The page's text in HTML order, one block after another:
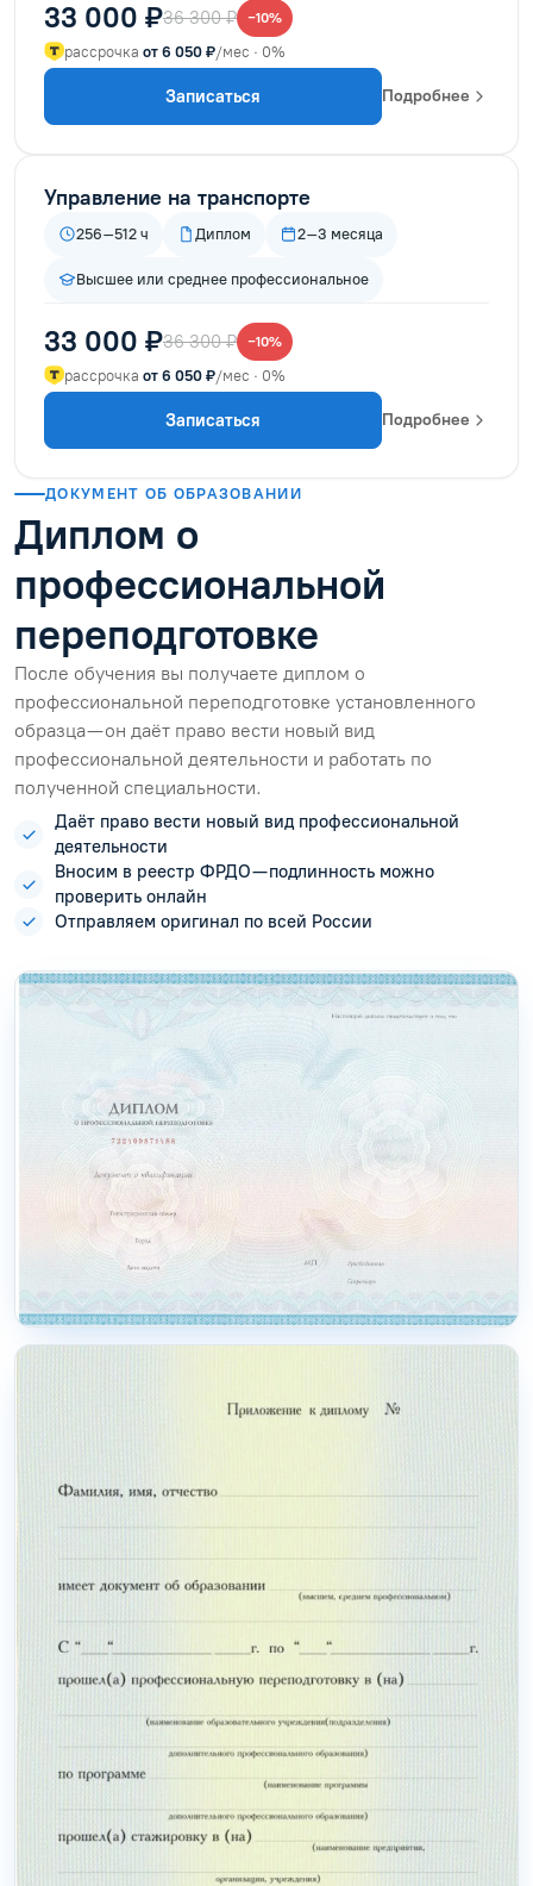
33 000 ₽36 300 ₽ −10%
рассрочка от 6 050 ₽/мес · 0%
Записаться Подробнее
Управление на транспорте
256–512 ч Диплом 2–3 месяца
Высшее или среднее профессиональное
33 000 ₽36 300 ₽ −10%
рассрочка от 6 050 ₽/мес · 0%
Записаться Подробнее
ДОКУМЕНТ ОБ ОБРАЗОВАНИИ
Диплом о
профессиональной
переподготовке
После обучения вы получаете диплом о
профессиональной переподготовке установленного
образца — он даёт право вести новый вид
профессиональной деятельности и работать по
полученной специальности.
Даёт право вести новый вид профессиональной
деятельности
Вносим в реестр ФРДО — подлинность можно
проверить онлайн
Отправляем оригинал по всей России